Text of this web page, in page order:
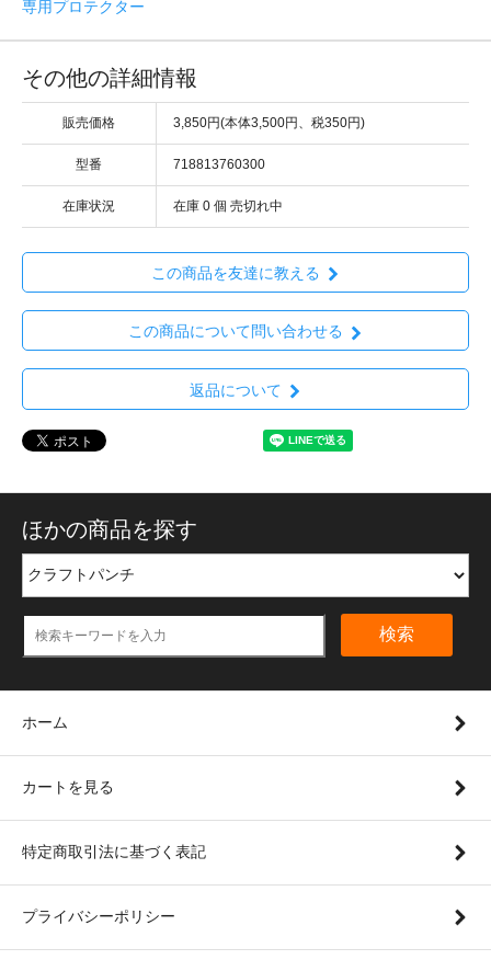
専用プロテクター
その他の詳細情報
販売価格 3,850円(本体3,500円、税350円)
型番 718813760300
在庫状況 在庫 0 個 売切れ中
この商品を友達に教える
この商品について問い合わせる
返品について
ほかの商品を探す
検索
ホーム
カートを見る
特定商取引法に基づく表記
プライバシーポリシー